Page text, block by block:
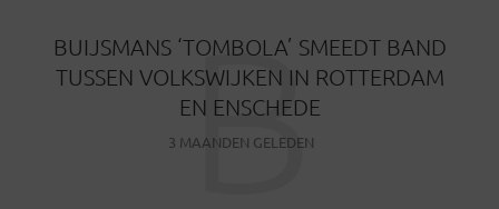
BUIJSMANS ‘TOMBOLA’ SMEEDT BAND
TUSSEN VOLKSWIJKEN IN ROTTERDAM
EN ENSCHEDE
3 MAANDEN GELEDEN
B